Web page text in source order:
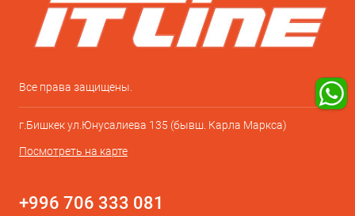
Все права защищены.
г.Бишкек ул.Юнусалиева 135 (бывш. Карла Маркса)
Посмотреть на карте
+996 706 333 081